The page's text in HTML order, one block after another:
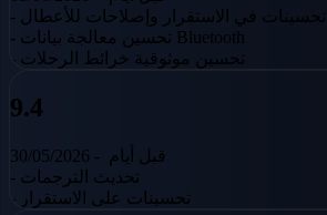
- تحسينات في الاستقرار وإصلاحات للأعطال
- تحسين معالجة بيانات Bluetooth
- تحسين موثوقية خرائط الرحلات
9.4
30/05/2026 - قبل أيام
- تحديث الترجمات
- تحسينات على الاستقرار